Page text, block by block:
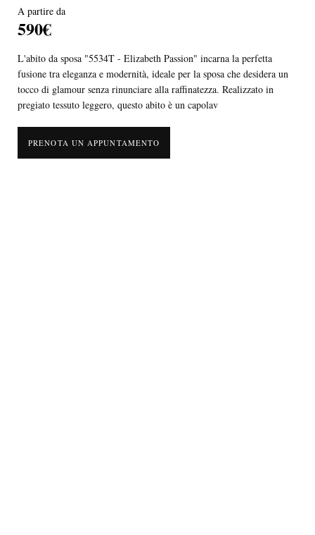
A partire da
590€
L'abito da sposa "5534T - Elizabeth Passion" incarna la perfetta
fusione tra eleganza e modernità, ideale per la sposa che desidera un
tocco di glamour senza rinunciare alla raffinatezza. Realizzato in
pregiato tessuto leggero, questo abito è un capolav
PRENOTA UN APPUNTAMENTO